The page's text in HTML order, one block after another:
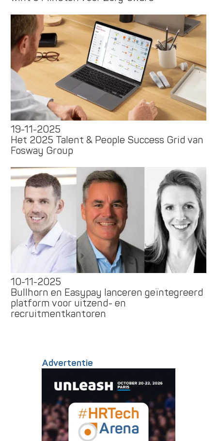
19-11-2025
Het 2025 Talent & People Success Grid van
Fosway Group
10-11-2025
Bullhorn en Easypay lanceren geïntegreerd
platform voor uitzend- en
recruitmentkantoren
Advertentie